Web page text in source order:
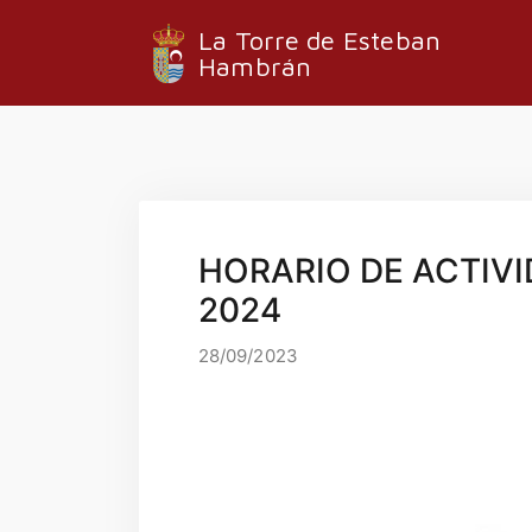
La Torre de Esteban
Hambrán
HORARIO DE
2024
28/09/2023